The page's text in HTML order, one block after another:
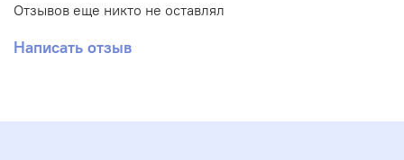
Отзывов еще никто не оставлял
Написать отзыв